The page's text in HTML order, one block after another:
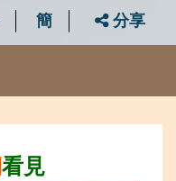
簡 分享
看見